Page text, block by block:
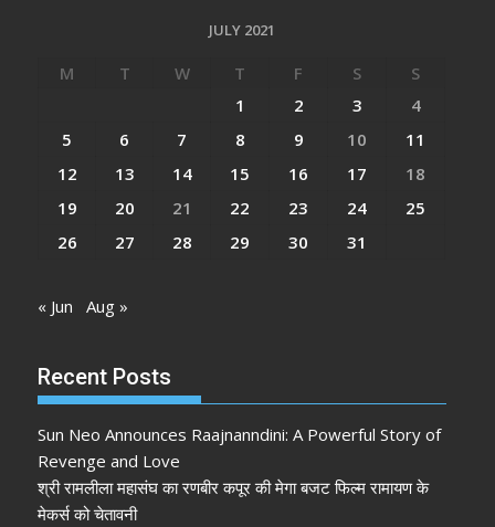
JULY 2021
M T W T F S
S
1
2 3
4
5
6 7 8 9 10
11
12
13 14 15 16 17
18
19
20 21 22 23 24
25
26
27 28 29 30 31
« Jun Aug »
Recent Posts
Sun Neo Announces Raajnanndini: A Powerful Story of
Revenge and Love
श्री रामलीला महासंघ का रणबीर कपूर की मेगा बजट फिल्म रामायण के
मेकर्स को चेतावनी